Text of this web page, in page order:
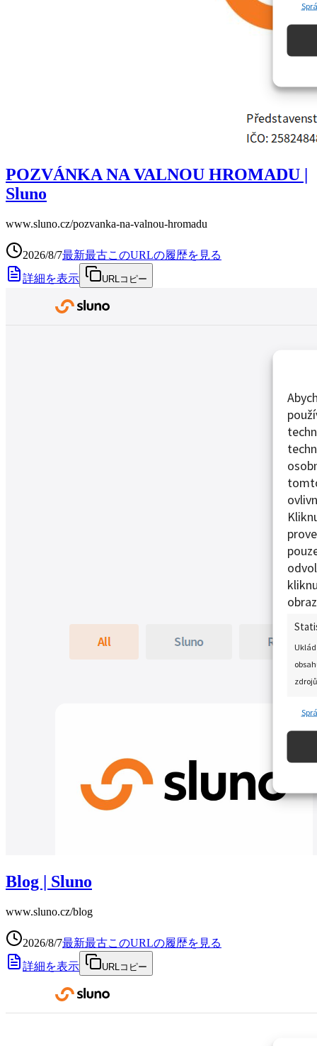
POZVÁNKA NA VALNOU HROMADU |
Sluno
www.sluno.cz/pozvanka-na-valnou-hromadu
2026/8/7最新最古このURLの履歴を見る
詳細を表示
URLコピー
Blog | Sluno
www.sluno.cz/blog
2026/8/7最新最古このURLの履歴を見る
詳細を表示
URLコピー